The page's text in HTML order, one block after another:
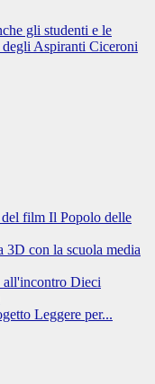
gli studenti e le
degli Aspiranti Ciceroni
film Il Popolo delle
3D con la scuola media
Dieci
Leggere per...